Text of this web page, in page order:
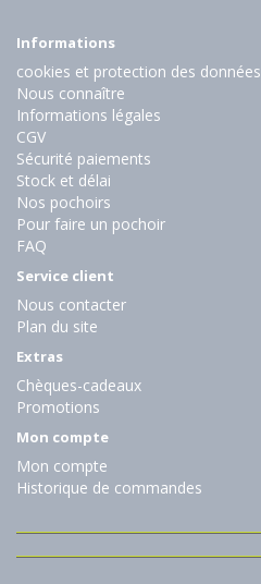
Informations
cookies et protection des données
Nous connaître
Informations légales
CGV
Sécurité paiements
Stock et délai
Nos pochoirs
Pour faire un pochoir
FAQ
Service client
Nous contacter
Plan du site
Extras
Chèques-cadeaux
Promotions
Mon compte
Mon compte
Historique de commandes